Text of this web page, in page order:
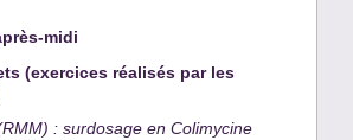
midi
(exercices réalisés par les
: surdosage en Colimycine